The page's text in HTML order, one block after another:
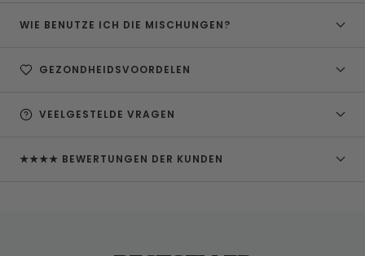
WIE BENUTZE ICH DIE MISCHUNGEN?
GEZONDHEIDSVOORDELEN
VEELGESTELDE VRAGEN
★★★★ BEWERTUNGEN DER KUNDEN